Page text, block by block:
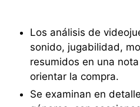
Los análisis de
sonido, jugabilidad,
resumidos en una
orientar la compra.
Se examinan en